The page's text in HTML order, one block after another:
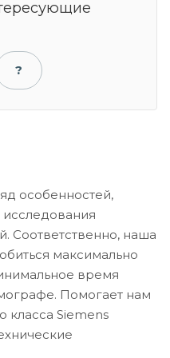
?
особенностей,
исследования
Соответственно, наша
максимально
время
Помогает нам
класса Siemens